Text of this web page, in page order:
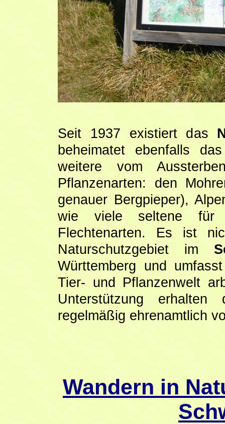
Seit 1937 existiert das
beheimatet ebenfalls
weitere vom
Pflanzenarten: den
genauer Bergpieper),
wie viele seltene für
Flechtenarten. Es ist
Naturschutzgebiet im
Württemberg und
Tier- und Pflanzenwelt
Unterstützung
regelmäßig ehrenamtlich
Wandern in